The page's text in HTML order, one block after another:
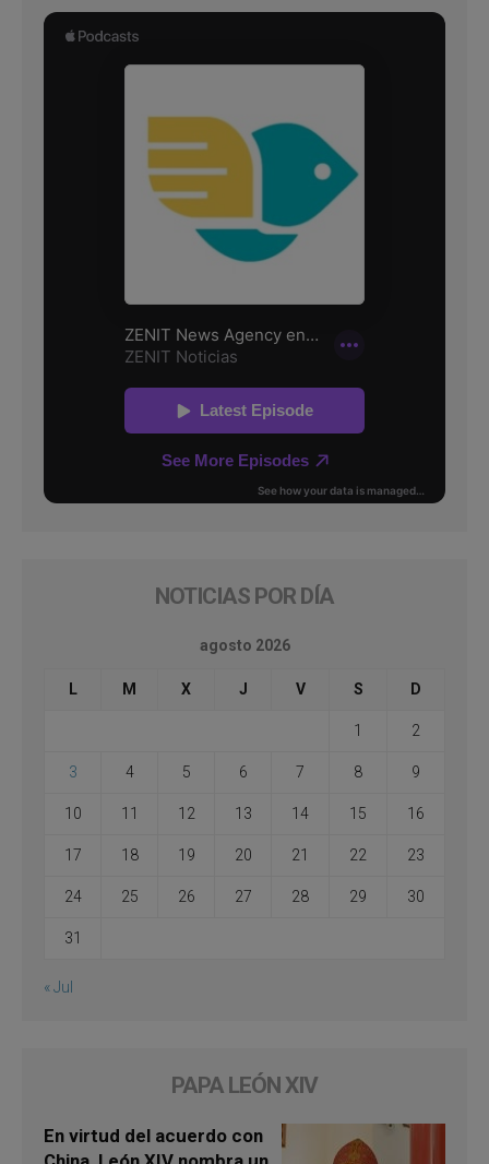
NOTICIAS POR DÍA
agosto 2026
L M X J V S D
1 2
3 4 5 6 7 8 9
10 11 12 13 14 15 16
17 18 19 20 21 22 23
24 25 26 27 28 29 30
31
« Jul
PAPA LEÓN XIV
En virtud del acuerdo con